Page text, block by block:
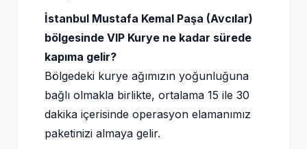
İstanbul Mustafa Kemal Paşa (Avcılar)
bölgesinde VIP Kurye ne kadar sürede
kapıma gelir?
Bölgedeki kurye ağımızın yoğunluğuna
bağlı olmakla birlikte, ortalama 15 ile 30
dakika içerisinde operasyon elamanımız
paketinizi almaya gelir.